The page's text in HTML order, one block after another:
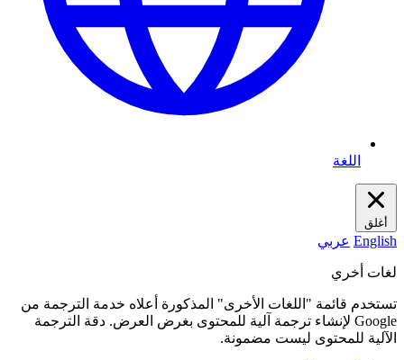
اللغة
أغلق
English عربي
لغات أخري
تستخدم قائمة "اللغات الأخرى" المذكورة أعلاه خدمة الترجمة من
Google لإنشاء ترجمة آلية للمحتوى بغرض العرض. دقة الترجمة
الآلية للمحتوى ليست مضمونة.